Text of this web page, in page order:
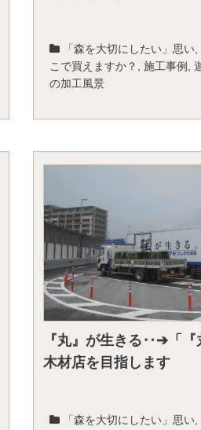
「森を大切にしたい」思い
こで買えますか？
施工事例
の加工風景
『丸』が生きる‥➔「『
木材店を目指します
「森を大切にしたい」思い